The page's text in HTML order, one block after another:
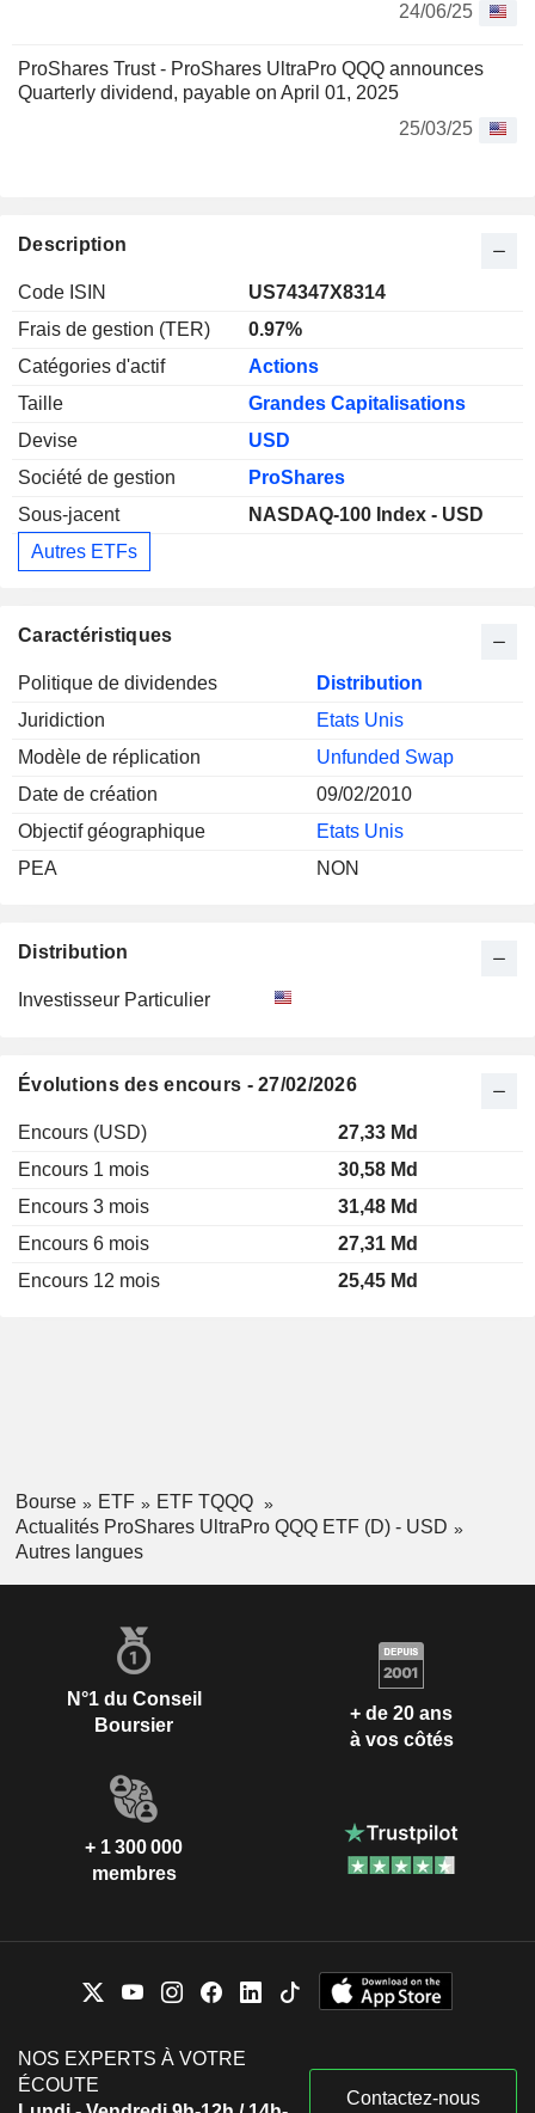
24/06/25
ProShares Trust - ProShares UltraPro QQQ announces
Quarterly dividend, payable on April 01, 2025
25/03/25
Description
Code ISIN
US74347X8314
Frais de gestion (TER)
0.97%
Catégories d'actif
Actions
Taille
Grandes Capitalisations
Devise
USD
Société de gestion
ProShares
Sous-jacent
NASDAQ-100 Index - USD
Autres ETFs
Caractéristiques
Politique de dividendes
Distribution
Juridiction
Etats Unis
Modèle de réplication
Unfunded Swap
Date de création
09/02/2010
Objectif géographique
Etats Unis
PEA
NON
Distribution
Investisseur Particulier
Évolutions des encours - 27/02/2026
Encours (USD)
27,33 Md
Encours 1 mois
30,58 Md
Encours 3 mois
31,48 Md
Encours 6 mois
27,31 Md
Encours 12 mois
25,45 Md
Bourse ETF
ETF TQQQ
Actualités ProShares UltraPro QQQ ETF (D) - USD
Autres langues
N°1 du Conseil
Boursier
+ de 20 ans
à vos côtés
+ 1 300 000
membres
NOS EXPERTS À VOTRE
ÉCOUTE
Contactez-nous